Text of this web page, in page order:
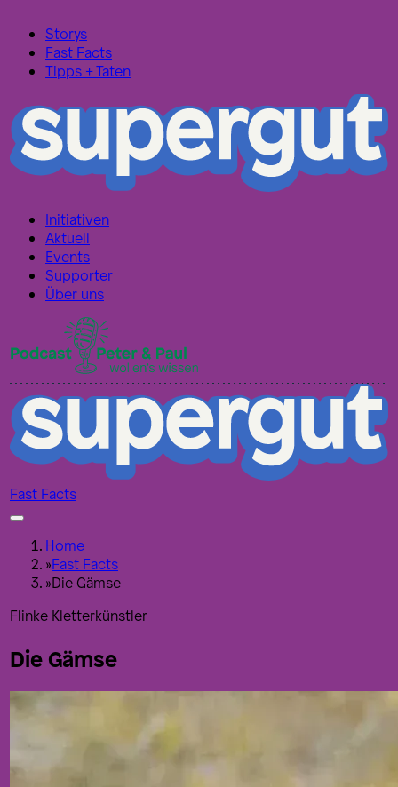
Storys
Fast Facts
Tipps + Taten
Initiativen
Aktuell
Events
Supporter
Über uns
Fast Facts
Home
»Fast Facts
»Die Gämse
Flinke Kletterkünstler
Die Gämse